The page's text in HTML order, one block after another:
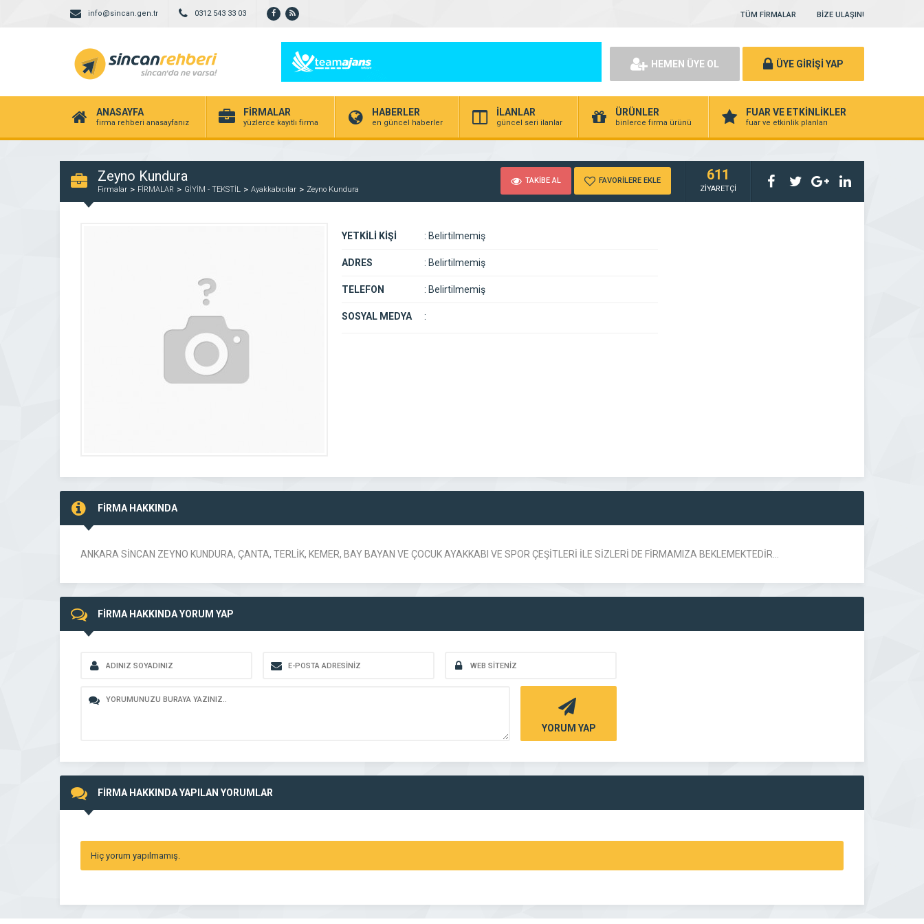
info@sincan.gen.tr 0312 543 33 03 TÜM FİRMALAR BİZE ULAŞIN!
HEMEN ÜYE OL ÜYE GİRİŞİ YAP
ANASAYFA
firma rehberi anasayfanız
FİRMALAR
yüzlerce kayıtlı firma
HABERLER
en güncel haberler
İLANLAR
güncel seri ilanlar
ÜRÜNLER
binlerce firma ürünü
FUAR VE ETKİNLİKLER
fuar ve etkinlik planları
Zeyno Kundura
Firmalar FİRMALAR GİYİM - TEKSTİL Ayakkabıcılar Zeyno Kundura
TAKİBE AL FAVORİLERE EKLE 611
ZİYARETÇİ
YETKİLİ KİŞİ : Belirtilmemiş
ADRES : Belirtilmemiş
TELEFON : Belirtilmemiş
SOSYAL MEDYA :
FİRMA HAKKINDA
ANKARA SİNCAN ZEYNO KUNDURA, ÇANTA, TERLİK, KEMER, BAY BAYAN VE ÇOCUK AYAKKABI VE SPOR ÇEŞİTLERİ İLE SİZLERİ DE FİRMAMIZA BEKLEMEKTEDİR…
FİRMA HAKKINDA YORUM YAP
YORUM YAP
FİRMA HAKKINDA YAPILAN YORUMLAR
Hiç yorum yapılmamış.